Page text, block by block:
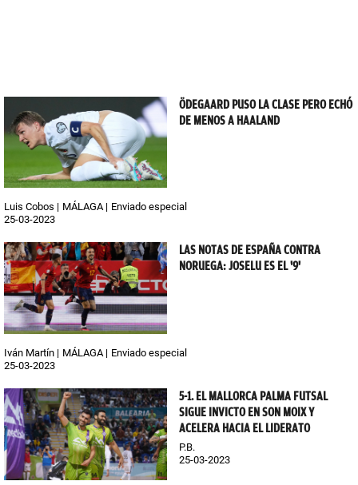
ÖDEGAARD PUSO LA CLASE PERO ECHÓ
DE MENOS A HAALAND
Luis Cobos MÁLAGA
Enviado especial
25-03-2023
LAS NOTAS DE ESPAÑA CONTRA
NORUEGA: JOSELU ES EL '9'
Iván Martín MÁLAGA
Enviado especial
25-03-2023
5-1. EL MALLORCA PALMA FUTSAL
SIGUE INVICTO EN SON MOIX Y
ACELERA HACIA EL LIDERATO
P.B.
25-03-2023